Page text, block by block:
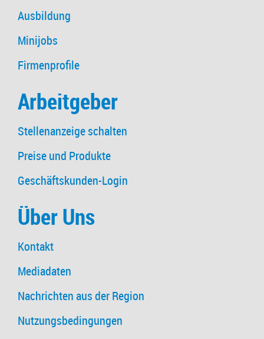
Ausbildung
Minijobs
Firmenprofile
Arbeitgeber
Stellenanzeige schalten
Preise und Produkte
Geschäftskunden-Login
Über Uns
Kontakt
Mediadaten
Nachrichten aus der Region
Nutzungsbedingungen